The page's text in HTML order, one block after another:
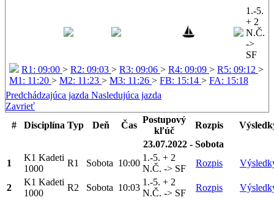
1.-5.
+ 2
N.Č.
->
SF
R1: 09:00 > R2: 09:03 > R3: 09:06 > R4: 09:09 > R5: 09:12 >
M1: 11:20 > M2: 11:23 > M3: 11:26 > FB: 15:14 > FA: 15:18
Predchádzajúca jazda Nasledujúca jazda
Zavrieť
#
Disciplína Typ Deň Čas
Postupový
kľúč
Rozpis
23.07.2022 - Sobota
1
K1 Kadeti
1000
R1 Sobota 10:00
1.-5. + 2
N.Č. -> SF
Rozpis
2
K1 Kadeti
1000
R2 Sobota 10:03
1.-5. + 2
N.Č. -> SF
Rozpis